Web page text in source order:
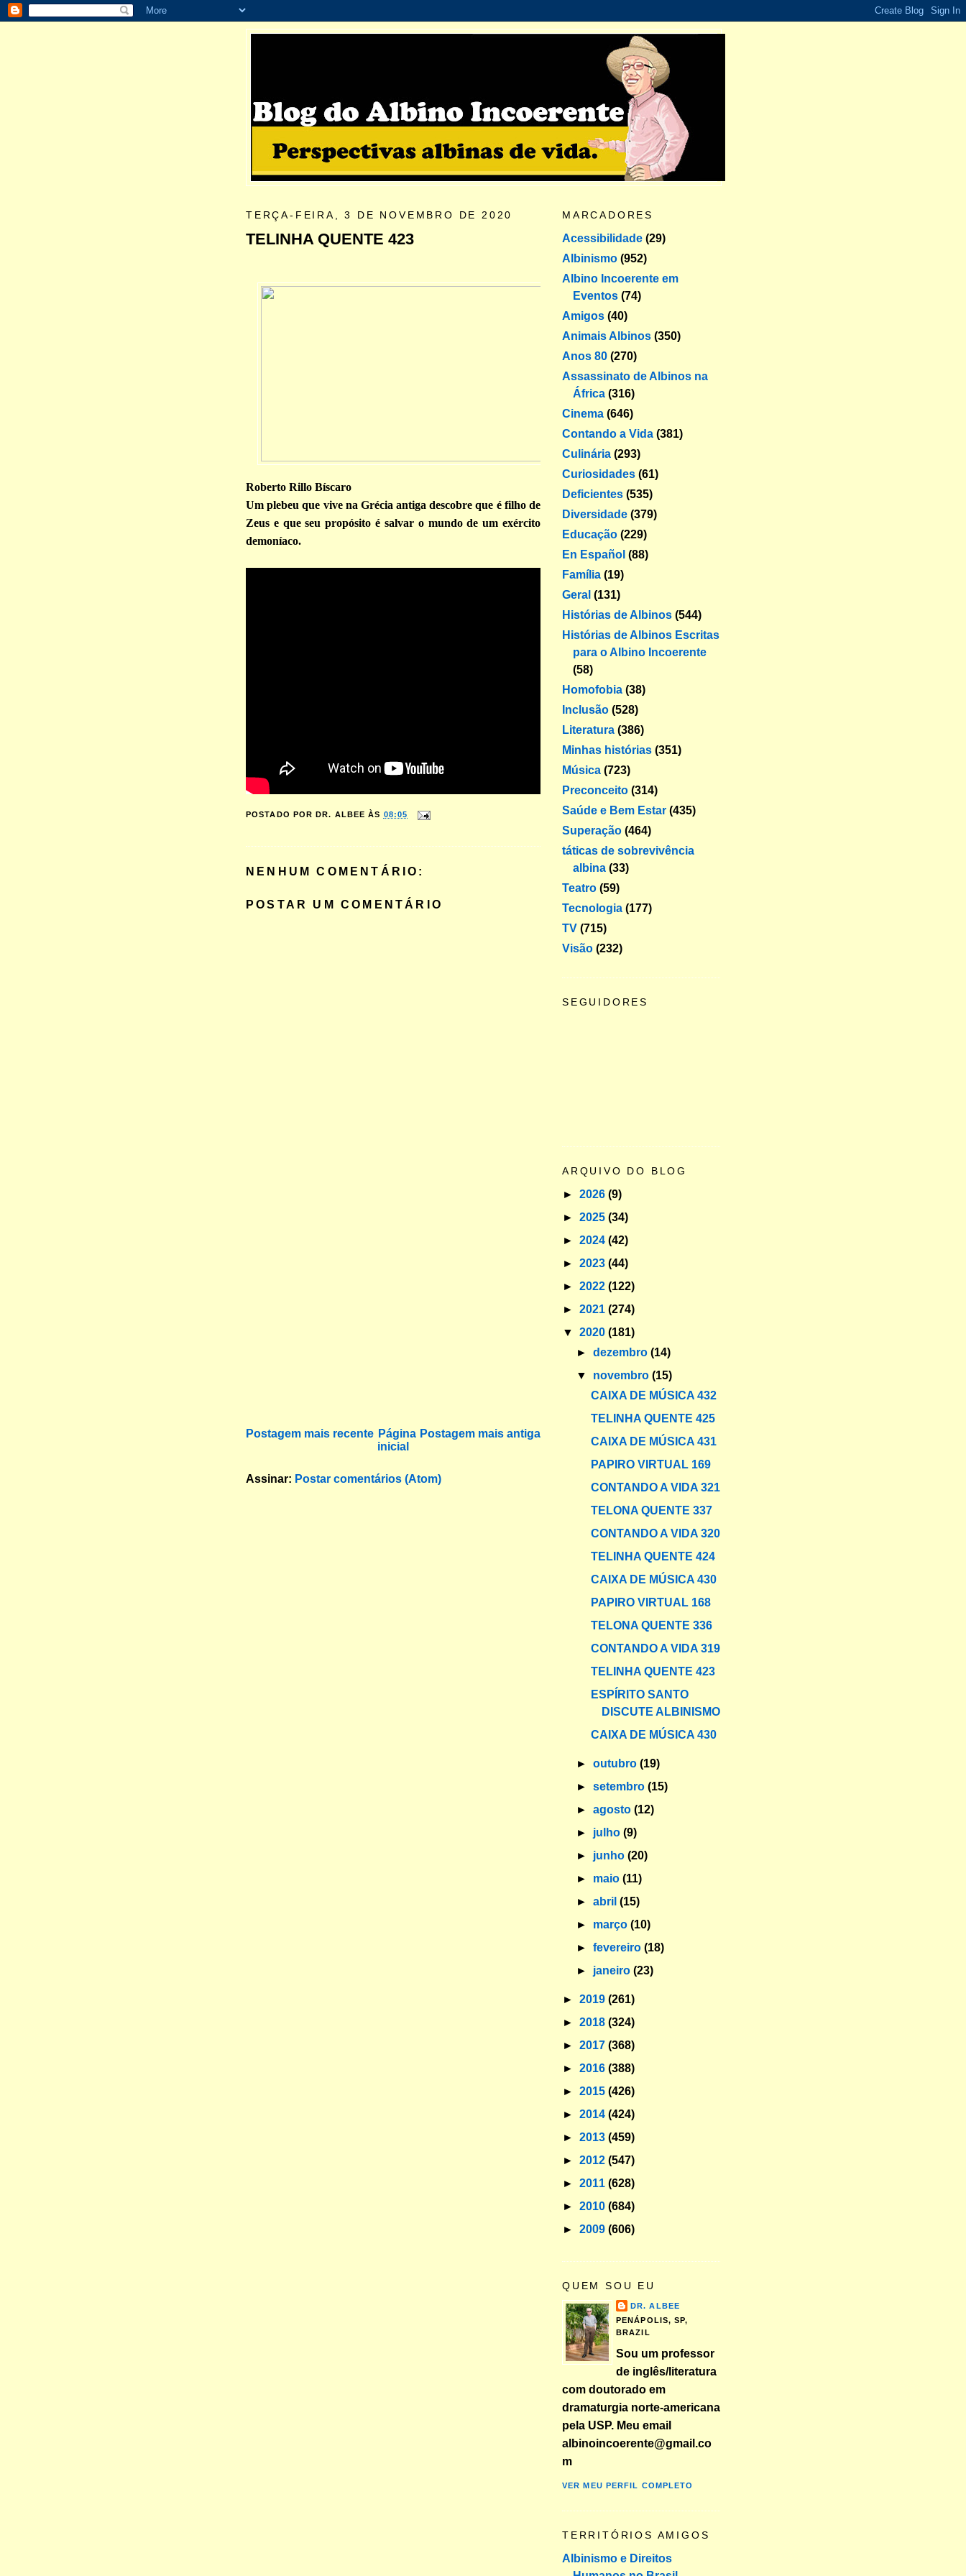
TERÇA-FEIRA, 3 DE NOVEMBRO DE 2020
TELINHA QUENTE 423
Roberto Rillo Bíscaro
Um plebeu que vive na Grécia antiga descobre que é filho de
Zeus e que seu propósito é salvar o mundo de um exército
demoníaco.
POSTADO POR DR. ALBEE ÀS 08:05
NENHUM COMENTÁRIO:
POSTAR UM COMENTÁRIO
Postagem mais recente Postagem mais antiga
Página
inicial
Assinar: Postar comentários (Atom)
MARCADORES
Acessibilidade (29)
Albinismo (952)
Albino Incoerente em
Eventos (74)
Amigos (40)
Animais Albinos (350)
Anos 80 (270)
Assassinato de Albinos na
África (316)
Cinema (646)
Contando a Vida (381)
Culinária (293)
Curiosidades (61)
Deficientes (535)
Diversidade (379)
Educação (229)
En Español (88)
Família (19)
Geral (131)
Histórias de Albinos (544)
Histórias de Albinos Escritas
para o Albino Incoerente
(58)
Homofobia (38)
Inclusão (528)
Literatura (386)
Minhas histórias (351)
Música (723)
Preconceito (314)
Saúde e Bem Estar (435)
Superação (464)
táticas de sobrevivência
albina (33)
Teatro (59)
Tecnologia (177)
TV (715)
Visão (232)
SEGUIDORES
ARQUIVO DO BLOG
► 2026 (9)
► 2025 (34)
► 2024 (42)
► 2023 (44)
► 2022 (122)
► 2021 (274)
▼ 2020 (181)
►dezembro(14)
▼ novembro(15)
CAIXA DE MÚSICA 432
TELINHA QUENTE 425
CAIXA DE MÚSICA 431
PAPIRO VIRTUAL 169
CONTANDO A VIDA 321
TELONA QUENTE 337
CONTANDO A VIDA 320
TELINHA QUENTE 424
CAIXA DE MÚSICA 430
PAPIRO VIRTUAL 168
TELONA QUENTE 336
CONTANDO A VIDA 319
TELINHA QUENTE 423
ESPÍRITO SANTO
DISCUTE ALBINISMO
CAIXA DE MÚSICA 430
►outubro(19)
►setembro(15)
►agosto(12)
► julho(9)
► junho(20)
► maio(11)
►abril(15)
► março(10)
►fevereiro(18)
► janeiro(23)
► 2019 (261)
► 2018 (324)
► 2017 (368)
► 2016 (388)
► 2015 (426)
► 2014 (424)
► 2013 (459)
► 2012 (547)
► 2011 (628)
► 2010 (684)
► 2009 (606)
QUEM SOU EU
DR. ALBEE
PENÁPOLIS, SP,
BRAZIL
Sou um professor
de inglês/literatura
com doutorado em
dramaturgia norte-americana
pela USP. Meu email
albinoincoerente@gmail.co
m
VER MEU PERFIL COMPLETO
TERRITÓRIOS AMIGOS
Albinismo e Direitos